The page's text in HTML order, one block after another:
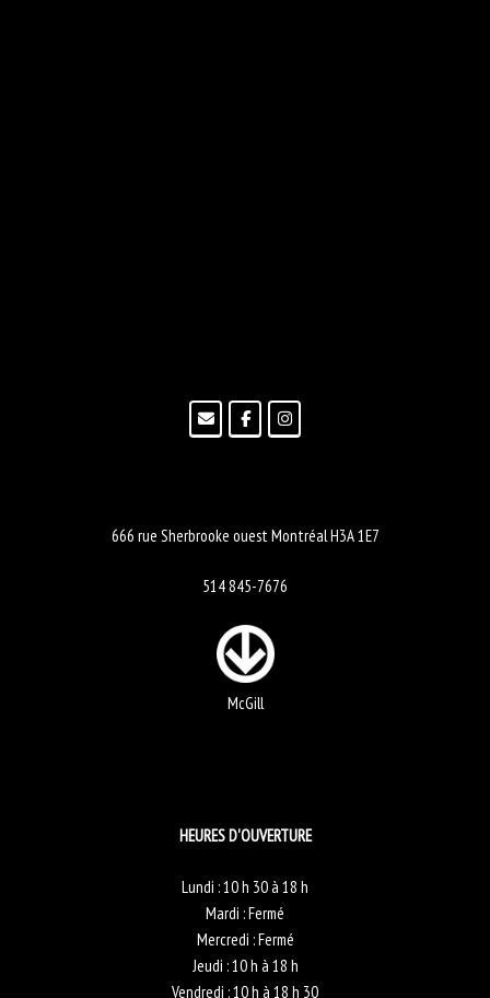
666 rue Sherbrooke ouest Montréal H3A 1E7
514 845-7676
McGill
HEURES D'OUVERTURE
Lundi : 10 h 30 à 18 h
Mardi : Fermé
Mercredi : Fermé
Jeudi : 10 h à 18 h
Vendredi : 10 h à 18 h 30